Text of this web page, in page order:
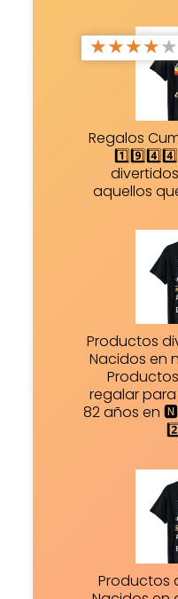
★★★★★
Regalos
aquellos
Productos
Nacidos en
regalar
82 años
Productos